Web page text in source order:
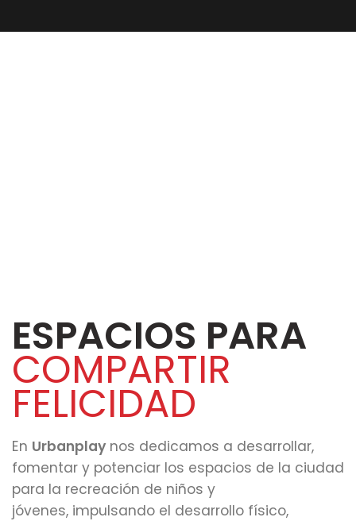
ESPACIOS PARA
COMPARTIR
FELICIDAD
En Urbanplaynos dedicamos a desarrollar,
fomentar y potenciar los espacios de la ciudad
para la recreación de niños y
jóvenes, impulsando el desarrollo físico,